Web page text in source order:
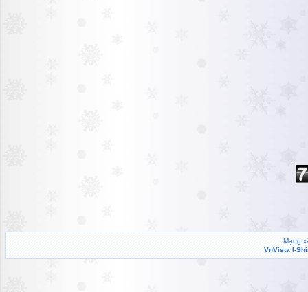
Mạng
VnVista I-